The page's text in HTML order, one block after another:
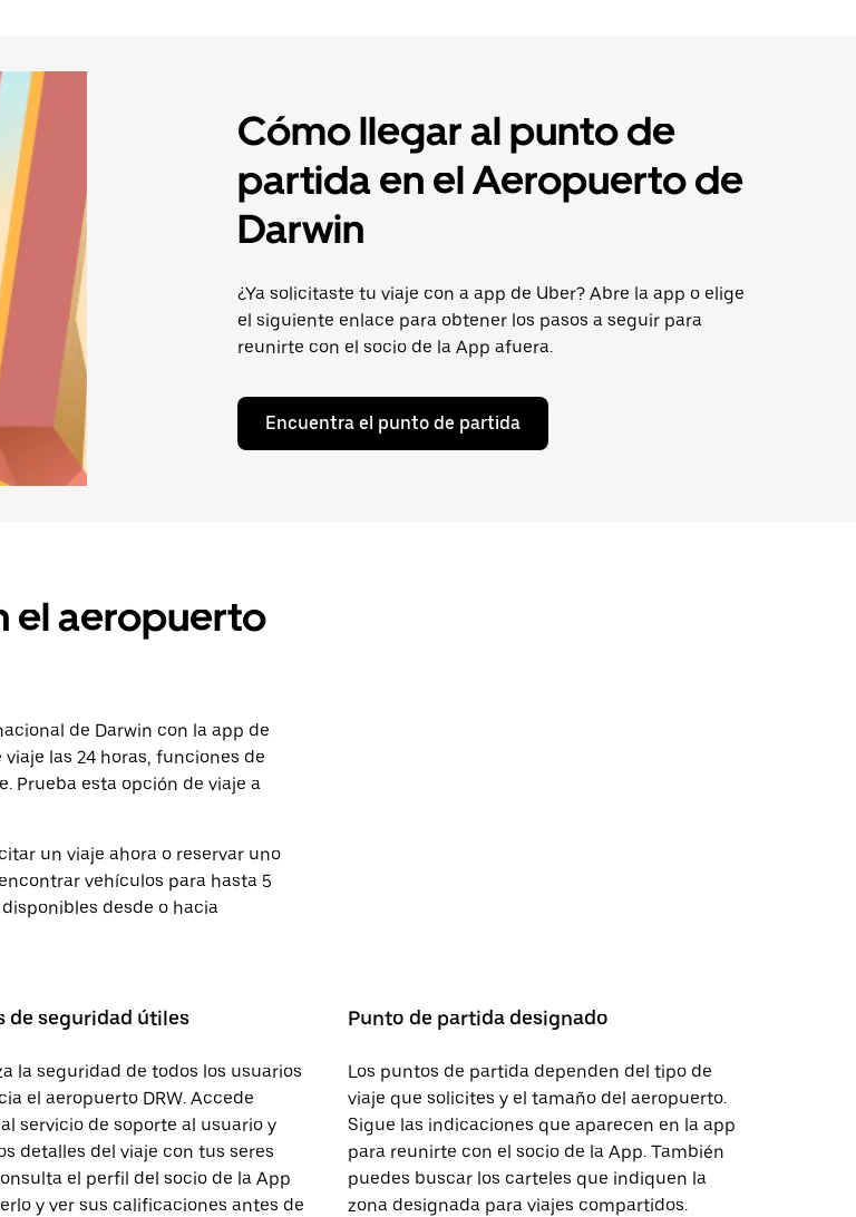
Cómo llegar al punto de
partida en el Aeropuerto de
Darwin
¿Ya solicitaste tu viaje con a app de Uber? Abre la app o elige
el siguiente enlace para obtener los pasos a seguir para
reunirte con el socio de la App afuera.
Encuentra el punto de partida
el aeropuerto
de Darwin con la app de
las 24 horas, funciones de
Prueba esta opción de viaje a
un viaje ahora o reservar uno
vehículos para hasta 5
desde o hacia
de seguridad útiles
la seguridad de todos los usuarios
el aeropuerto DRW. Accede
servicio de soporte al usuario y
detalles del viaje con tus seres
el perfil del socio de la App
y ver sus calificaciones antes de
Punto de partida designado
Los puntos de partida dependen del tipo de
viaje que solicites y el tamaño del aeropuerto.
Sigue las indicaciones que aparecen en la app
para reunirte con el socio de la App. También
puedes buscar los carteles que indiquen la
zona designada para viajes compartidos.